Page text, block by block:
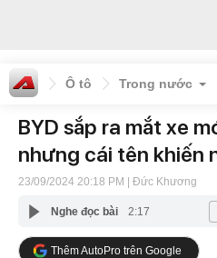
Ô tô Trong nước
BYD sắp ra mắt xe
nhưng cái tên khiến
23/09/2024 20:18 PM | Đức Khương
Nghe đọc bài 2:17
Thêm AutoPro trên Google